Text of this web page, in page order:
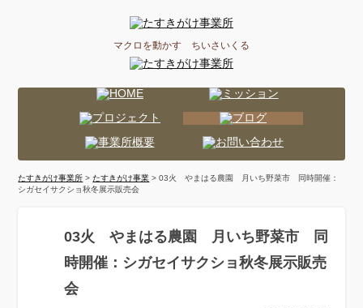
マクロを動かす ちいさいくる
たすきがけ事業所 >たすきがけ事業 > 03火 やまはる農園 月いち野菜市 同時開催：
シガセイサクショ秋冬展示販売会
03火 やまはる農園 月いち野菜市 同
時開催：シガセイサクショ秋冬展示販売
会